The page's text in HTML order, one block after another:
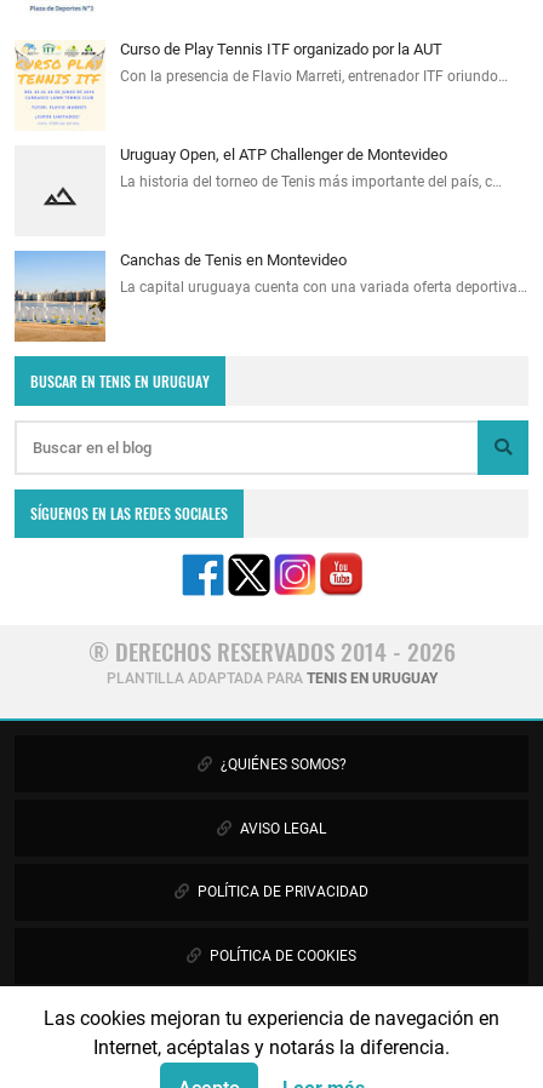
Las cookies mejoran tu experiencia de navegación en
Internet, acéptalas y notarás la diferencia.
Curso de Play Tennis ITF organizado por la AUT
Con la presencia de Flavio Marreti, entrenador ITF oriundo…
Uruguay Open, el ATP Challenger de Montevideo
La historia del torneo de Tenis más importante del país, c…
Canchas de Tenis en Montevideo
La capital uruguaya cuenta con una variada oferta deportiva…
BUSCAR EN TENIS EN URUGUAY
SÍGUENOS EN LAS REDES SOCIALES
® DERECHOS RESERVADOS 2014 - 2026
PLANTILLA ADAPTADA PARA TENIS EN URUGUAY
¿QUIÉNES SOMOS?
AVISO LEGAL
POLÍTICA DE PRIVACIDAD
POLÍTICA DE COOKIES
PUBLICIDAD
CONTÁCTANOS